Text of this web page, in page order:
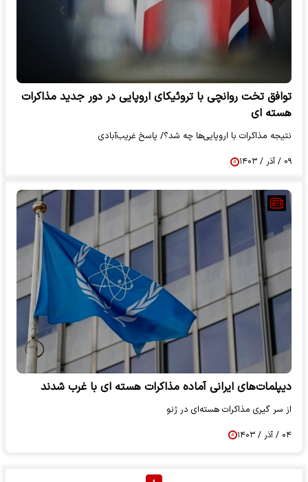
توافق تخت روانچی با تروئیکای اروپایی در دور جدید مذاکرات
هسته ای
نتیجه مذاکرات با اروپایی‌ها چه شد؟/ پاسخ غریب‌آبادی
۰۹ / آذر / ۱۴۰۳
دیپلمات‌های ایرانی آماده مذاکرات هسته ای با غرب شدند
از سر گیری مذاکرات هسته‌ای در ژنو
۰۴ / آذر / ۱۴۰۳